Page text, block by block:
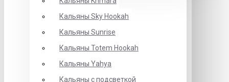
Кальяны Sky Hookah
Кальяны Sunrise
Кальяны Totem Hookah
Кальяны Yahya
Кальяны с подсветкой